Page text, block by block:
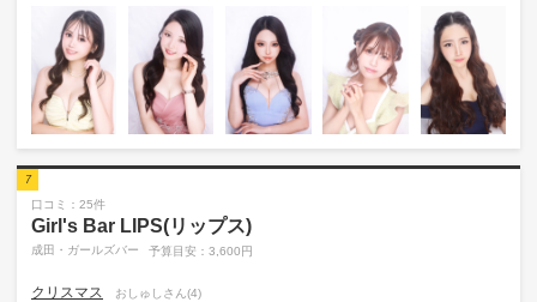
7
口コミ：25件
Girl's Bar LIPS(リップス)
成田・ガールズバー 予算目安：3,600円
クリスマス おしゅしさん(4)